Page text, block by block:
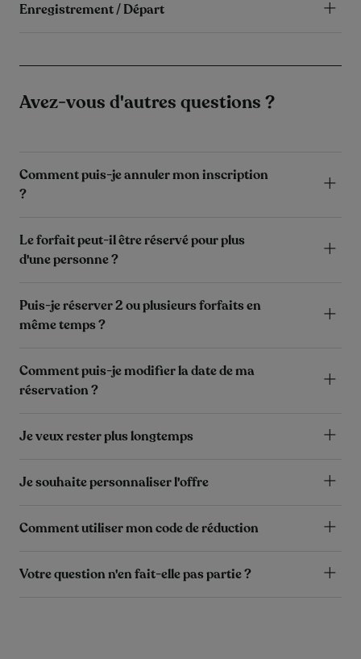
Enregistrement / Départ
Avez-vous d'autres questions ?
Comment puis-je annuler mon inscription
?
Le forfait peut-il être réservé pour plus
d'une personne ?
Puis-je réserver 2 ou plusieurs forfaits en
même temps ?
Comment puis-je modifier la date de ma
réservation ?
Je veux rester plus longtemps
Je souhaite personnaliser l'offre
Comment utiliser mon code de réduction
Votre question n'en fait-elle pas partie ?